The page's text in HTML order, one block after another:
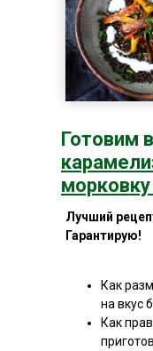
Готовим
Лучший
Гарантирую!
Как
на вкус
Как